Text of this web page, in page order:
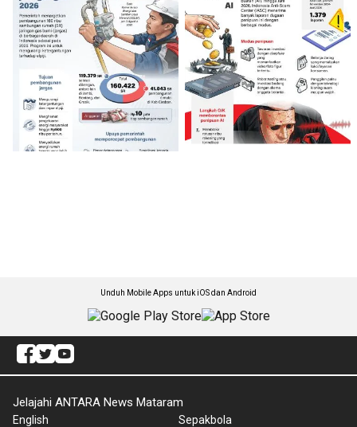
Unduh Mobile Apps untuk iOS dan Android
Jelajahi ANTARA News Mataram
English
Sepakbola